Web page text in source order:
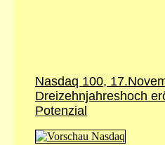
Nasdaq 100,
Dreizehnjahreshoch
Potenzial